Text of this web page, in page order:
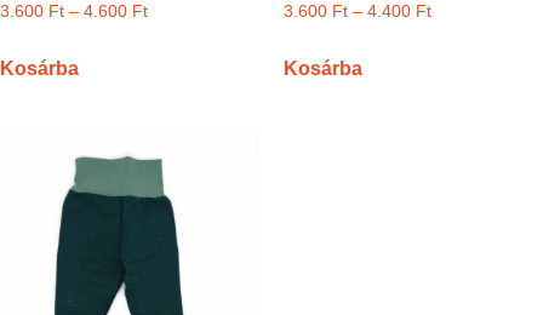
3.600 Ft – 4.600 Ft
Kosárba
3.600 Ft – 4.400 Ft
Kosárba